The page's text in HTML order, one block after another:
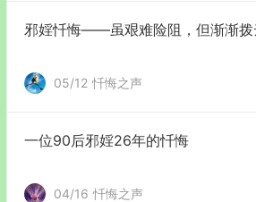
邪婬忏悔——虽艰难险阻，但渐渐拨
05/12 忏悔之声
一位90后邪婬26年的忏悔
04/16 忏悔之声